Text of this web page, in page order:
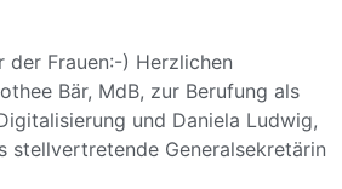
der Frauen:-) Herzlichen
Bär, MdB, zur Berufung als
und Daniela Ludwig,
stellvertretende Generalsekretärin